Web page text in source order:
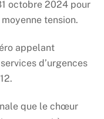
octobre 2024 pour
tension.
appelant
d’urgences
que le chœur